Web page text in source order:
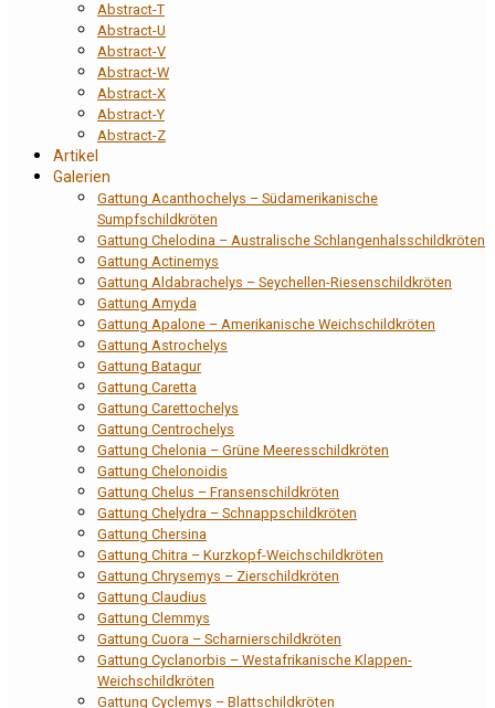
Abstract-T
Abstract-U
Abstract-V
Abstract-W
Abstract-X
Abstract-Y
Abstract-Z
Artikel
Galerien
Gattung Acanthochelys – Südamerikanische
Sumpfschildkröten
Gattung Chelodina – Australische Schlangenhalsschildkröten
Gattung Actinemys
Gattung Aldabrachelys – Seychellen-Riesenschildkröten
Gattung Amyda
Gattung Apalone – Amerikanische Weichschildkröten
Gattung Astrochelys
Gattung Batagur
Gattung Caretta
Gattung Carettochelys
Gattung Centrochelys
Gattung Chelonia – Grüne Meeresschildkröten
Gattung Chelonoidis
Gattung Chelus – Fransenschildkröten
Gattung Chelydra – Schnappschildkröten
Gattung Chersina
Gattung Chitra – Kurzkopf-Weichschildkröten
Gattung Chrysemys – Zierschildkröten
Gattung Claudius
Gattung Clemmys
Gattung Cuora – Scharnierschildkröten
Gattung Cyclanorbis – Westafrikanische Klappen-
Weichschildkröten
Gattung Cyclemys – Blattschildkröten